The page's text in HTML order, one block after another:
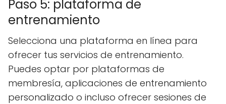
Paso 5: plataforma de
entrenamiento
Selecciona una plataforma en línea para
ofrecer tus servicios de entrenamiento.
Puedes optar por plataformas de
membresía, aplicaciones de entrenamiento
personalizado o incluso ofrecer sesiones de